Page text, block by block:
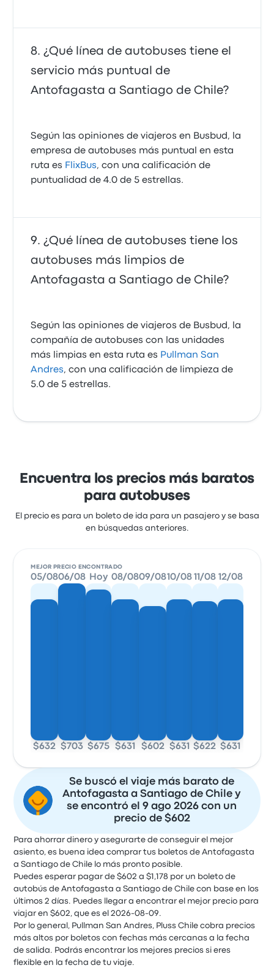
¿Qué línea de autobuses tiene el
servicio más puntual de
Antofagasta a Santiago de Chile?
Según las opiniones de viajeros en Busbud, la
empresa de autobuses más puntual en esta
ruta es FlixBus, con una calificación de
puntualidad de 4.0 de 5 estrellas.
¿Qué línea de autobuses tiene los
autobuses más limpios de
Antofagasta a Santiago de Chile?
Según las opiniones de viajeros de Busbud, la
compañía de autobuses con las unidades
más limpias en esta ruta es Pullman San
Andres, con una calificación de limpieza de
5.0 de 5 estrellas.
Encuentra los precios más baratos
para autobuses
El precio es para un boleto de ida para un pasajero y se basa
en búsquedas anteriores.
MEJOR PRECIO ENCONTRADO
05/08
$632
06/08
$703
Hoy
$675
08/08
$631
09/08
$602
10/08
$631
11/08
$622
12/08
$631
Se buscó el viaje más barato de
Antofagasta a Santiago de Chile y
se encontró el 9 ago 2026 con un
precio de $602
Para ahorrar dinero y asegurarte de conseguir el mejor
asiento, es buena idea comprar tus boletos de Antofagasta
a Santiago de Chile lo más pronto posible.
Puedes esperar pagar de $602 a $1,178 por un boleto de
autobús de Antofagasta a Santiago de Chile con base en los
últimos 2 días. Puedes llegar a encontrar el mejor precio para
viajar en $602, que es el 2026-08-09.
Por lo general, Pullman San Andres, Pluss Chile cobra precios
más altos por boletos con fechas más cercanas a la fecha
de salida. Podrás encontrar los mejores precios si eres
flexible en la fecha de tu viaje.